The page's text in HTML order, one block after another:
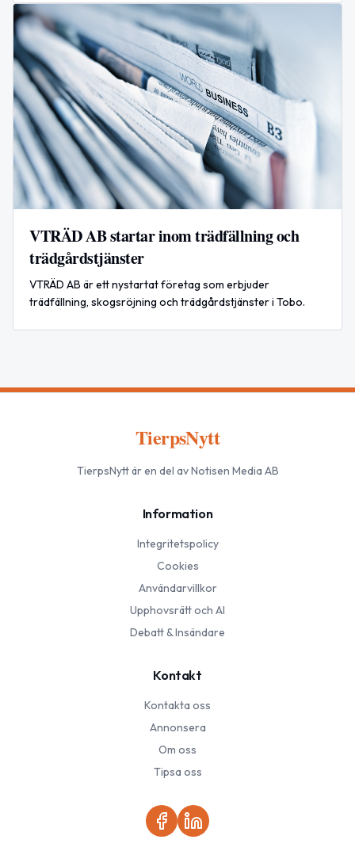
VTRÄD AB startar inom trädfällning och
trädgårdstjänster
VTRÄD AB är ett nystartat företag som erbjuder
trädfällning, skogsröjning och trädgårdstjänster i Tobo.
TierpsNytt
TierpsNyttär en del av Notisen Media AB
Information
Integritetspolicy
Cookies
Användarvillkor
Upphovsrätt och AI
Debatt & Insändare
Kontakt
Kontakta oss
Annonsera
Om oss
Tipsa oss